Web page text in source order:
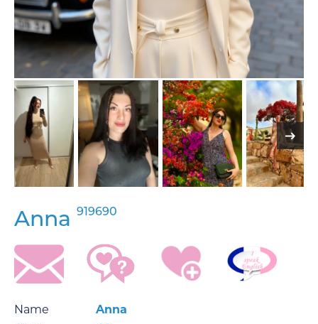
Anna 919690
Name
Anna